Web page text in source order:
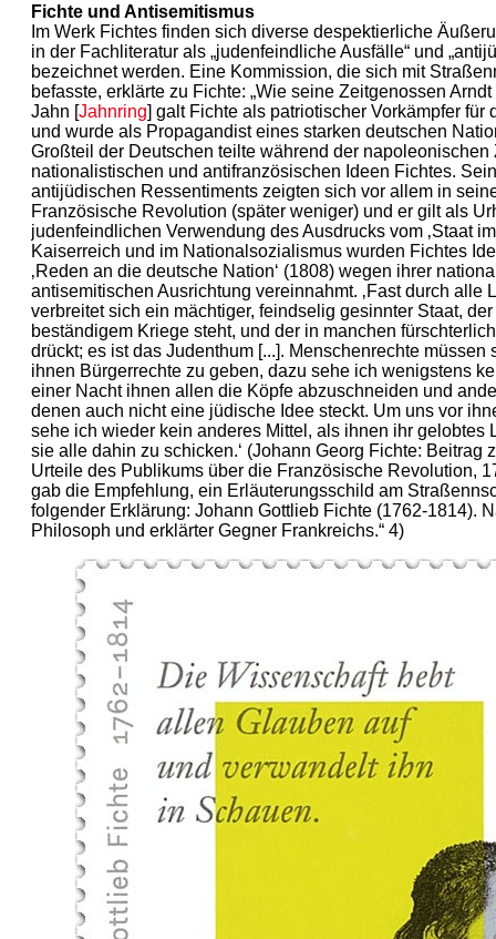
Fichte und Antisemitismus
Im Werk Fichtes finden sich diverse despektierliche
in der Fachliteratur als „judenfeindliche Ausfälle“ und
bezeichnet werden. Eine Kommission, die sich mit
befasste, erklärte zu Fichte: „Wie seine Zeitgenossen Arndt
Jahn [Jahnring] galt Fichte als patriotischer Vorkämpfer für
und wurde als Propagandist eines starken deutschen
Großteil der Deutschen teilte während der napoleonischen
nationalistischen und antifranzösischen Ideen Fichtes.
antijüdischen Ressentiments zeigten sich vor allem in
Französische Revolution (später weniger) und er gilt als
judenfeindlichen Verwendung des Ausdrucks vom ‚Staat
Kaiserreich und im Nationalsozialismus wurden Fichtes
‚Reden an die deutsche Nation‘ (1808) wegen ihrer
antisemitischen Ausrichtung vereinnahmt. ‚Fast durch alle
verbreitet sich ein mächtiger, feindselig gesinnter Staat,
beständigem Kriege steht, und der in manchen
drückt; es ist das Judenthum [...]. Menschenrechte müssen
ihnen Bürgerrechte zu geben, dazu sehe ich wenigstens
einer Nacht ihnen allen die Köpfe abzuschneiden und
denen auch nicht eine jüdische Idee steckt. Um uns vor
sehe ich wieder kein anderes Mittel, als ihnen ihr gelobtes
sie alle dahin zu schicken.‘ (Johann Georg Fichte: Beitrag
Urteile des Publikums über die Französische Revolution,
gab die Empfehlung, ein Erläuterungsschild am
folgender Erklärung: Johann Gottlieb Fichte (1762-1814).
Philosoph und erklärter Gegner Frankreichs.“ 4)